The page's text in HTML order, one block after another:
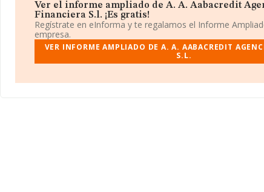
En base a la información de la que dispone INFORMA sobre
facturación en el ámbito nacional alcanza los 5.569 millones de
facturación de ventas entre todas las compañías alcanza los
a la información relativa a la provincia de Murcia, en la base de
aparecen 612 empresas, con ventas de 67 millones de euros.
información relativa a las compañías, la media de empleados
Ver el informe ampliado de A. A. Aabacredit
Financiera S.l. ¡Es gratis!
Regístrate en eInforma y te regalamos el Informe
empresa.
VER INFORME AMPLIADO DE A. A. AABACREDIT
S.L.